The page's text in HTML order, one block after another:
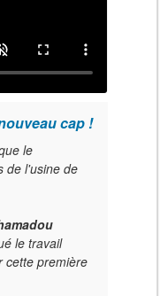
cap !
le
de l'usine de
le travail
cette première